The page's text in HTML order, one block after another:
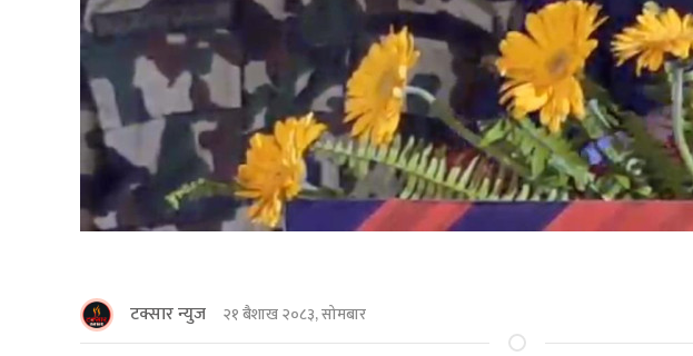
टक्सार न्युज २१ बैशाख २०८३, सोमबार